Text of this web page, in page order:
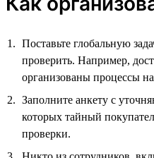
Поставьте глобальную
проверить. Например,
организованы процессы
Заполните анкету с
которых тайный
проверки.